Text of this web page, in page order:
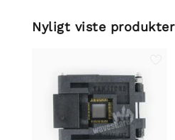
Nyligt viste produkter